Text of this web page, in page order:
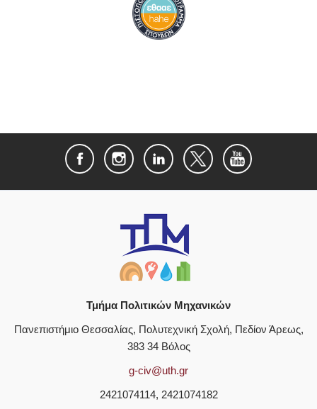
Τμήμα Πολιτικών Μηχανικών
Πανεπιστήμιο Θεσσαλίας, Πολυτεχνική Σχολή, Πεδίον Άρεως,
383 34 Βόλος
g-civ@uth.gr
2421074114, 2421074182